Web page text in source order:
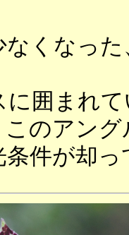
くなっ
に囲まれ
のアング
条件が却